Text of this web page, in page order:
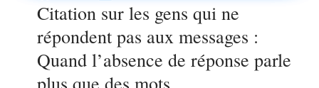
Citation sur les gens qui ne
répondent pas aux messages :
Quand l’absence de réponse parle
plus que des mots